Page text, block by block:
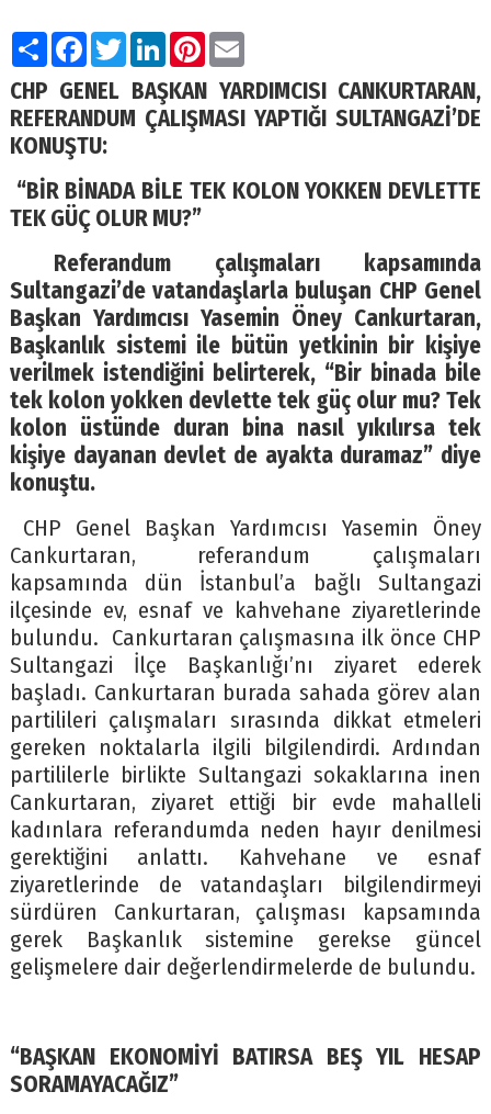
PaylaşFacebook
TwitterLinkedIn
Pinterest
Email
CHP GENEL BAŞKAN YARDIMCISI CANKURTARAN,
REFERANDUM ÇALIŞMASI YAPTIĞI SULTANGAZİ’DE
KONUŞTU:
“BİR BİNADA BİLE TEK KOLON YOKKEN DEVLETTE
TEK GÜÇ OLUR MU?”
Referandum çalışmaları kapsamında
Sultangazi’de vatandaşlarla buluşan CHP Genel
Başkan Yardımcısı Yasemin Öney Cankurtaran,
Başkanlık sistemi ile bütün yetkinin bir kişiye
verilmek istendiğini belirterek, “Bir binada bile
tek kolon yokken devlette tek güç olur mu? Tek
kolon üstünde duran bina nasıl yıkılırsa tek
kişiye dayanan devlet de ayakta duramaz” diye
konuştu.
CHP Genel Başkan Yardımcısı Yasemin Öney
Cankurtaran, referandum çalışmaları
kapsamında dün İstanbul’a bağlı Sultangazi
ilçesinde ev, esnaf ve kahvehane ziyaretlerinde
bulundu. Cankurtaran çalışmasına ilk önce CHP
Sultangazi İlçe Başkanlığı’nı ziyaret ederek
başladı. Cankurtaran burada sahada görev alan
partilileri çalışmaları sırasında dikkat etmeleri
gereken noktalarla ilgili bilgilendirdi. Ardından
partililerle birlikte Sultangazi sokaklarına inen
Cankurtaran, ziyaret ettiği bir evde mahalleli
kadınlara referandumda neden hayır denilmesi
gerektiğini anlattı. Kahvehane ve esnaf
ziyaretlerinde de vatandaşları bilgilendirmeyi
sürdüren Cankurtaran, çalışması kapsamında
gerek Başkanlık sistemine gerekse güncel
gelişmelere dair değerlendirmelerde de bulundu.
“BAŞKAN EKONOMİYİ BATIRSA BEŞ YIL HESAP
SORAMAYACAĞIZ”